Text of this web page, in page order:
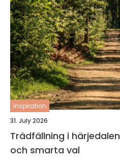
inspiration
31. July 2026
Trädfällning i härjedalen säkerhet, planering
och smarta val